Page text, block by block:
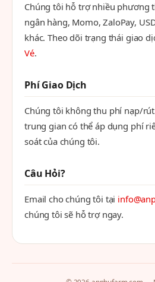
Chúng tôi hỗ trợ nhiều phương
ngân hàng, Momo, ZaloPay,
khác. Theo dõi trạng thái giao
Vé.
Phí Giao Dịch
Chúng tôi không thu phí nạp/
trung gian có thể áp dụng phí
soát của chúng tôi.
Câu Hỏi?
Email cho chúng tôi tại
chúng tôi sẽ hỗ trợ ngay.